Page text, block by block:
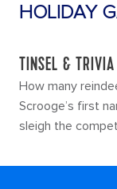
HOLIDAY
TINSEL & TRIVIA
How many
Scrooge’s first
sleigh the